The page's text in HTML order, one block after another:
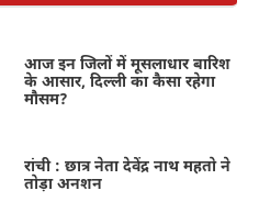
आज इन जिलों में मूसलाधार बारिश
के आसार, दिल्ली का कैसा रहेगा
मौसम?
रांची : छात्र नेता देवेंद्र नाथ महतो ने
तोड़ा अनशन